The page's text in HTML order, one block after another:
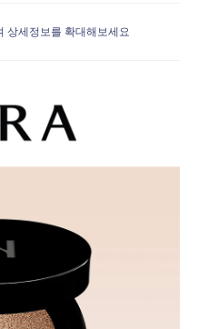
상세정보를 확대해보세요